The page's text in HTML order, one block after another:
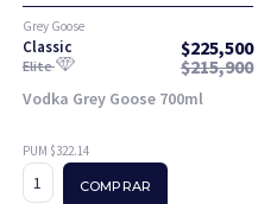
Grey Goose
Classic $225,500
Elite $215,900
Vodka Grey Goose 700ml
PUM $322.14
COMPRAR